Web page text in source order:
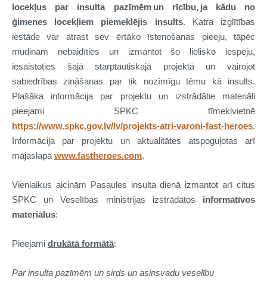
locekļus par insulta pazīmēm un rīcību, ja kādu no
ģimenes locekļiem piemeklējis insults. Katra izglītības
iestāde var atrast sev ērtāko īstenošanas pieeju, tāpēc
mudinām nebaidīties un izmantot šo lielisko iespēju,
iesaistoties šajā starptautiskajā projektā un vairojot
sabiedrības zināšanas par tik nozīmīgu tēmu kā insults.
Plašāka informācija par projektu un izstrādātie materiāli
pieejami SPKC tīmekļvietnē
https://www.spkc.gov.lv/lv/projekts-atri-varoni-fast-heroes.
Informācija par projektu un aktualitātes atspoguļotas arī
mājaslapāwww.fastheroes.com.
Vienlaikus aicinām Pasaules insulta dienā izmantot arī citus
SPKC un Veselības ministrijas izstrādātos informatīvos
materiālus:
Pieejami drukātā formātā:
Par insulta pazīmēm un sirds un asinsvadu veselību